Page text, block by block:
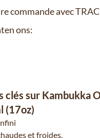
commande avec
ons:
clés sur Kambukka
(17oz)
et froides.